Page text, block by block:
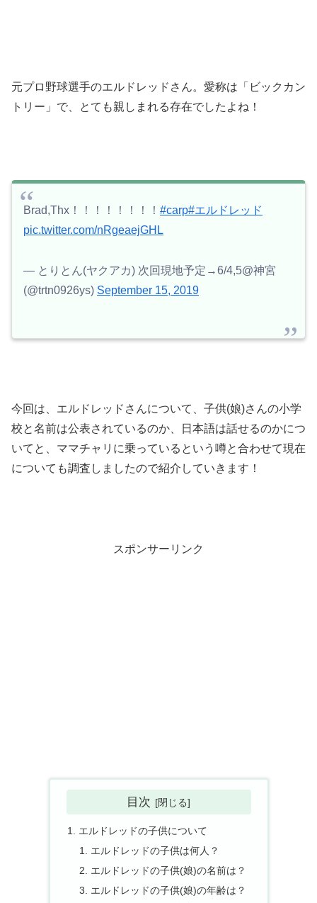
元プロ野球選手のエルドレッドさん。愛称は「ビックカン
トリー」で、とても親しまれる存在でしたよね！
Brad,Thx！！！！！！！！ #carp#エルドレッド
pic.twitter.com/nRgeaejGHL
— とりとん(ヤクアカ) 次回現地予定→6/4,5@神宮
(@trtn0926ys) September 15, 2019
今回は、エルドレッドさんについて、子供(娘)さんの小学
校と名前は公表されているのか、日本語は話せるのかにつ
いてと、ママチャリに乗っているという噂と合わせて現在
についても調査しましたので紹介していきます！
スポンサーリンク
目次
エルドレッドの子供について
エルドレッドの子供は何人？
エルドレッドの子供(娘)の名前は？
エルドレッドの子供(娘)の年齢は？